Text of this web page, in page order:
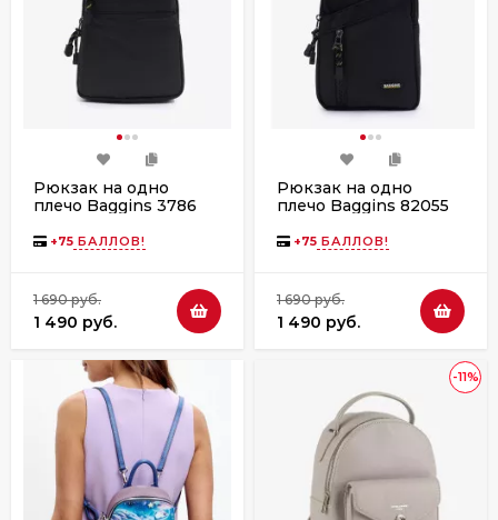
Рюкзак на одно
плечо Baggins 3786
+75 БАЛЛОВ!
1 690 руб.
1 490 руб.
Рюкзак на одно
плечо Baggins 82055
+75 БАЛЛОВ!
1 690 руб.
1 490 руб.
-11%